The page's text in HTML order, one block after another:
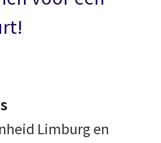
Limburg en